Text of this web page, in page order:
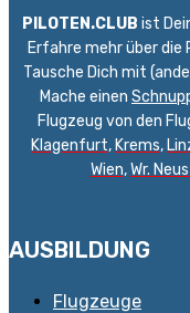
PILOTEN.CLUB ist
Erfahre mehr über die
Tausche Dich mit
Mache einen
Flugzeug von den
Klagenfurt, Krems,
Wien,Wr.
AUSBILDUNG
Flugzeuge